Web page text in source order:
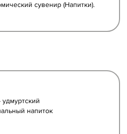
сувенир (Напитки).
удмуртский
напиток